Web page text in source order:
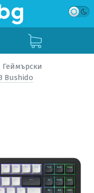
Геймърски
Bushido